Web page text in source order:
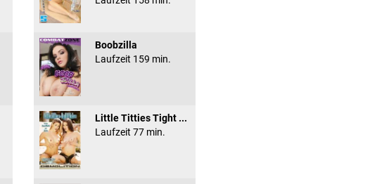
Boobzilla
Laufzeit 159 min.
Little Titties Tight ...
Laufzeit 77 min.